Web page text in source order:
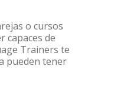
o cursos
capaces de
Trainers te
pueden tener